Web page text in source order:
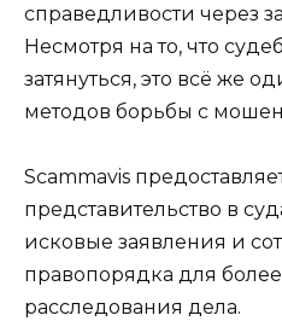
справедливости через
Несмотря на то, что
затянуться, это всё же
методов борьбы с
Scammavis
представительство в
исковые заявления и
правопорядка для
расследования дела.